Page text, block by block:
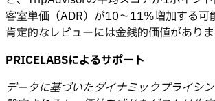
客室単価（ADR）が10〜11%増加する可
肯定的なレビューには金銭的価値がありま
PRICELABSによるサポート
データに基づいたダイナミックプライシ